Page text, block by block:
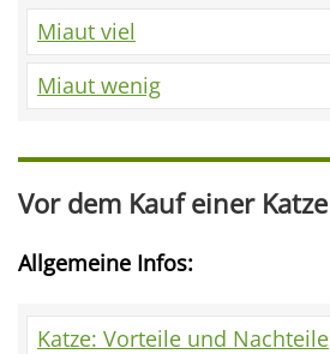
Miaut viel
Miaut wenig
Vor dem Kauf einer Katze
Allgemeine Infos:
Katze: Vorteile und Nachteile